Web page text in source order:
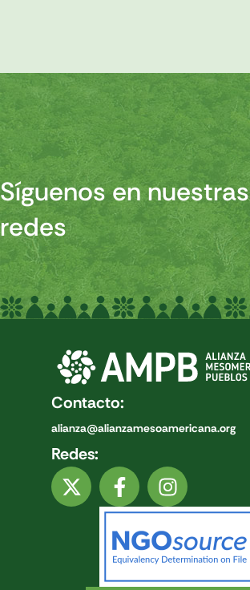
Síguenos en nuestras
redes
Contacto:
alianza@alianzamesoamericana.org
Redes: